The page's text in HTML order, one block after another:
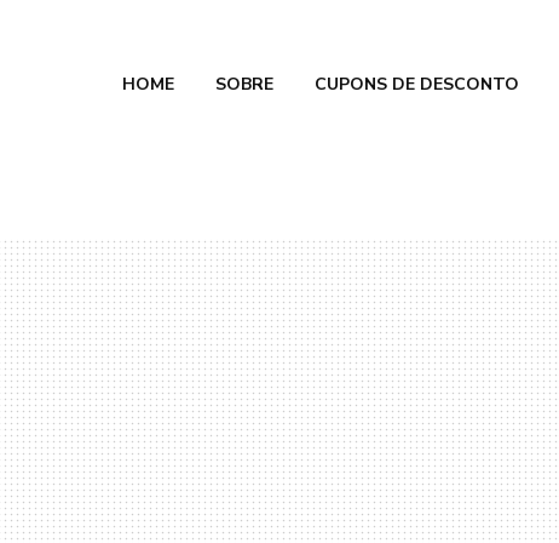
CalmonHOME SOBRE CUPONS DE DESCONTO